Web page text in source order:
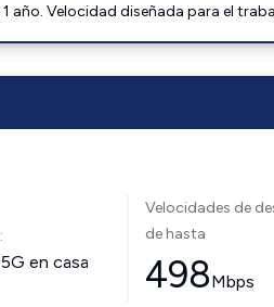
año. Velocidad diseñada para el
en casa
Velocidades de
de hasta
498Mbps